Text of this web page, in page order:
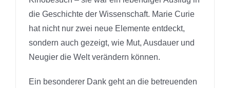
die Geschichte der Wissenschaft. Marie Curie
hat nicht nur zwei neue Elemente entdeckt,
sondern auch gezeigt, wie Mut, Ausdauer und
Neugier die Welt verändern können.
Ein besonderer Dank geht an die betreuenden